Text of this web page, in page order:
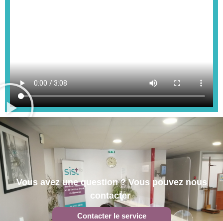
Vous avez une question ? Vous pouvez nous
contacter
Contacter le service